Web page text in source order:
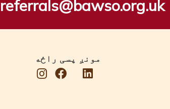
referrals@bawso.org.uk
مونږ پسی راځه